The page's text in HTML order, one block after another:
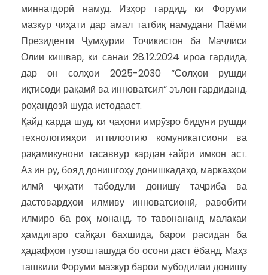
миннатдорӣ намуд. Изҳор гардид, ки Форуми
мазкур ҷиҳати дар амал татбиқ намудани Паёми
Президенти Ҷумҳурии Тоҷикистон ба Маҷлиси
Олии кишвар, ки санаи 28.12.2024 ироа гардида,
дар он солҳои 2025-2030 “Солҳои рушди
иқтисоди рақамӣ ва инноватсия” эълон гардиданд,
роҳандозӣ шуда истодааст.
Қайд карда шуд, ки ҷаҳони имрӯзро бидуни рушди
технологияҳои иттилоотию комуникатсионӣ ва
рақамикунонӣ тасаввур кардан ғайри имкон аст.
Аз ин рӯ, бояд донишгоҳу донишкадаҳо, марказҳои
илмӣ ҷиҳати табодули донишу таҷриба ва
дастовардҳои илмиву инноватсионӣ, равобити
илмиро ба роҳ монанд, то тавонананд малакаи
ҳамдигаро сайқал бахшида, барои расидан ба
ҳадафҳои гузошташуда бо осонӣ даст ёбанд. Маҳз
ташкили Форуми мазкур барои мубодилаи донишу